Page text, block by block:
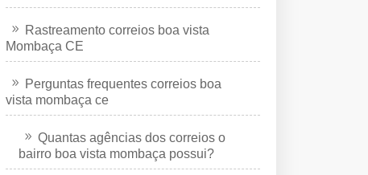
Rastreamento correios boa vista
Mombaça CE
Perguntas frequentes correios boa
vista mombaça ce
Quantas agências dos correios o
bairro boa vista mombaça possui?